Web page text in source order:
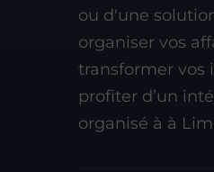
ou d'une
organiser vos
transformer vos
profiter d’un
organisé à à